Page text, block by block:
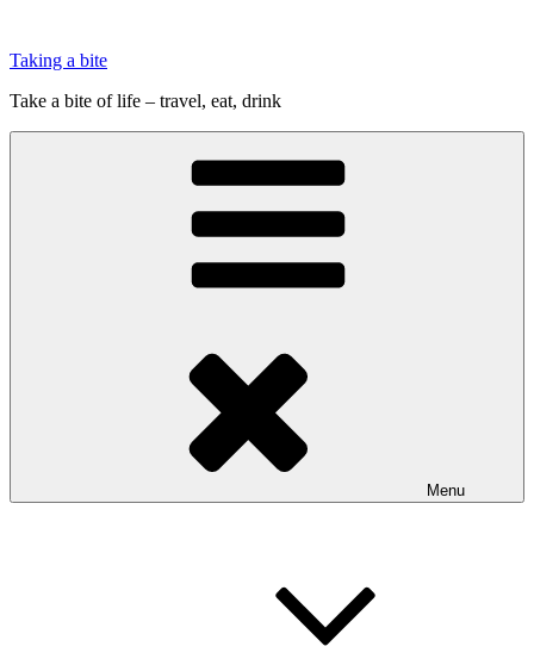
indhold
Taking a bite
Take a bite of life – travel, eat, drink
Menu